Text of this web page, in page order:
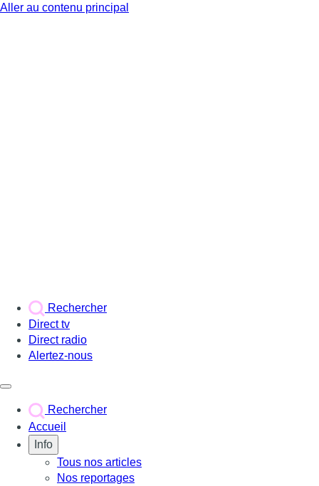
Aller au contenu principal
Rechercher
Direct tv
Direct radio
Alertez-nous
Rechercher
Accueil
Info
Tous nos articles
Nos reportages